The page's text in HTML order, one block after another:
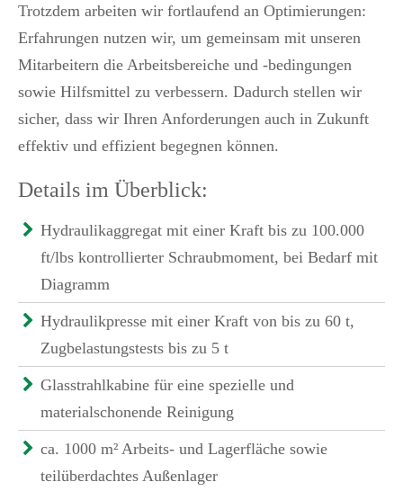
Trotzdem arbeiten wir fortlaufend an Optimierungen:
Erfahrungen nutzen wir, um gemeinsam mit unseren
Mitarbeitern die Arbeitsbereiche und -bedingungen
sowie Hilfsmittel zu verbessern. Dadurch stellen wir
sicher, dass wir Ihren Anforderungen auch in Zukunft
effektiv und effizient begegnen können.
Details im Überblick:
Hydraulikaggregat mit einer Kraft bis zu 100.000
ft/lbs kontrollierter Schraubmoment, bei Bedarf mit
Diagramm
Hydraulikpresse mit einer Kraft von bis zu 60 t,
Zugbelastungstests bis zu 5 t
Glasstrahlkabine für eine spezielle und
materialschonende Reinigung
ca. 1000 m² Arbeits- und Lagerfläche sowie
teilüberdachtes Außenlager